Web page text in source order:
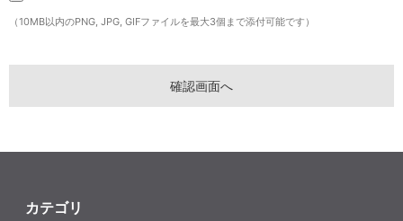
（10MB以内のPNG, JPG, GIFファイルを最大3個まで添付可能です）
カテゴリ